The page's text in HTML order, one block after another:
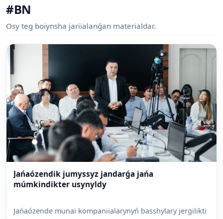
#BN
Osy teg boiynsha jariialanǵan materialdar.
Jańaózendik jumyssyz jandarǵa jańa
múmkindikter usynyldy
Jańaózende munai kompaniialarynyń basshylary jergilikti